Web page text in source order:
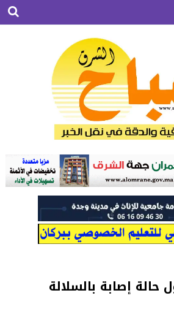
إصابة بالسلالة